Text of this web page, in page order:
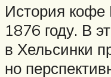
История кофе
1876 году. В
в Хельсинки
но